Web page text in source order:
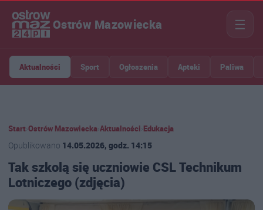
Ostrów Mazowiecka ☰
Aktualności Sport Ogłoszenia Apteki Paliwa
Start Ostrów Mazowiecka Aktualności Edukacja
Opublikowano 14.05.2026, godz. 14:15
Tak szkolą się uczniowie CSL Technikum
Lotniczego (zdjęcia)